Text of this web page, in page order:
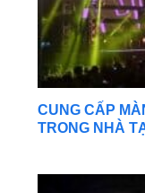
CUNG CẤP
TRONG NHÀ